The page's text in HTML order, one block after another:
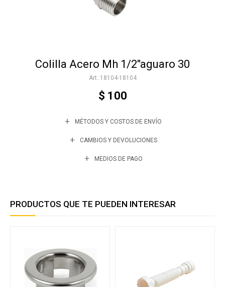
Colilla Acero Mh 1/2"aguaro 30
18104-18104
$ 100
MÉTODOS Y COSTOS DE ENVÍO
CAMBIOS Y DEVOLUCIONES
MEDIOS DE PAGO
PRODUCTOS QUE TE PUEDEN INTERESAR
Varios